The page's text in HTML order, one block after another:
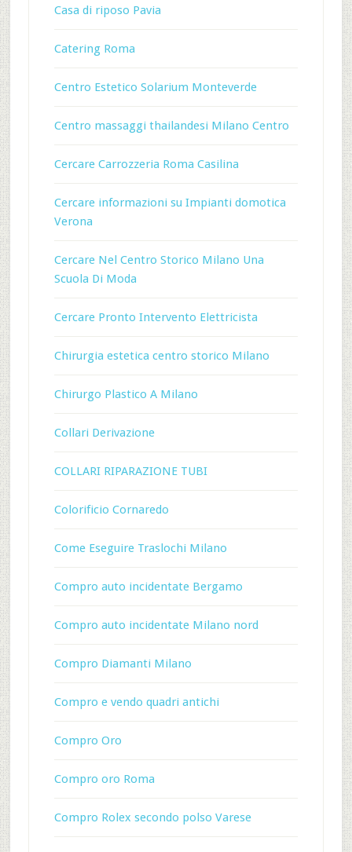
Casa di riposo Pavia
Catering Roma
Centro Estetico Solarium Monteverde
Centro massaggi thailandesi Milano Centro
Cercare Carrozzeria Roma Casilina
Cercare informazioni su Impianti domotica
Verona
Cercare Nel Centro Storico Milano Una
Scuola Di Moda
Cercare Pronto Intervento Elettricista
Chirurgia estetica centro storico Milano
Chirurgo Plastico A Milano
Collari Derivazione
COLLARI RIPARAZIONE TUBI
Colorificio Cornaredo
Come Eseguire Traslochi Milano
Compro auto incidentate Bergamo
Compro auto incidentate Milano nord
Compro Diamanti Milano
Compro e vendo quadri antichi
Compro Oro
Compro oro Roma
Compro Rolex secondo polso Varese